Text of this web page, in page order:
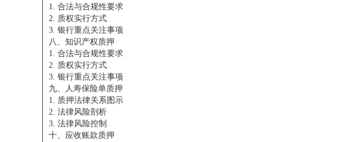
1. 合法与合规性要求
2. 质权实行方式
3. 银行重点关注事项
八、知识产权质押
1. 合法与合规性要求
2. 质权实行方式
3. 银行重点关注事项
九、人寿保险单质押
1. 质押法律关系图示
2. 法律风险剖析
3. 法律风险控制
十、应收账款质押